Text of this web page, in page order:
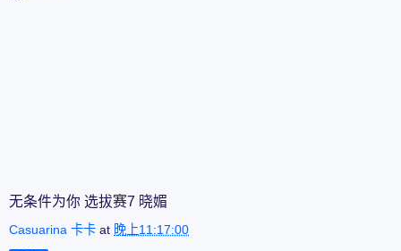
无条件为你 选拔赛7 晓媚
Casuarina 卡卡 at 晚上11:17:00